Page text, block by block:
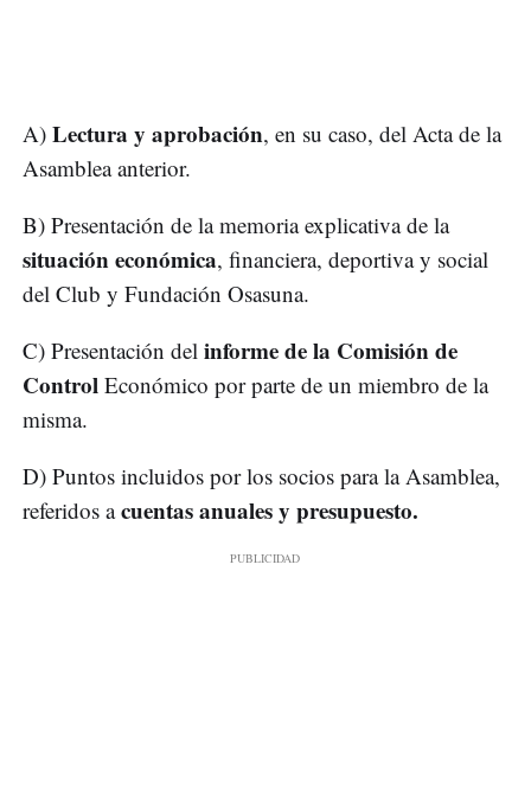
A) Lectura y aprobación, en su caso, del Acta de la
Asamblea anterior.
B) Presentación de la memoria explicativa de la
situación económica, financiera, deportiva y social
del Club y Fundación Osasuna.
C) Presentación del informe de la Comisión de
Control Económico por parte de un miembro de la
misma.
D) Puntos incluidos por los socios para la Asamblea,
referidos acuentas anuales y presupuesto.